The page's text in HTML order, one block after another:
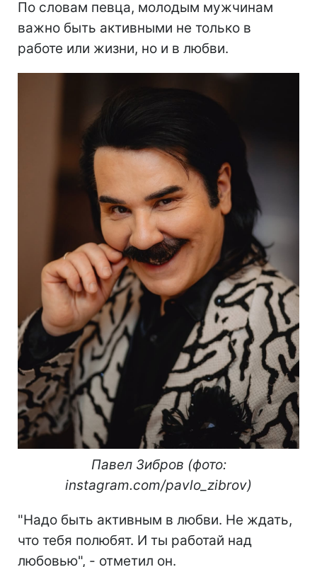
По словам певца, молодым мужчинам
важно быть активными не только в
работе или жизни, но и в любви.
Павел Зибров (фото:
instagram.com/pavlo_zibrov)
"Надо быть активным в любви. Не ждать,
что тебя полюбят. И ты работай над
любовью", - отметил он.